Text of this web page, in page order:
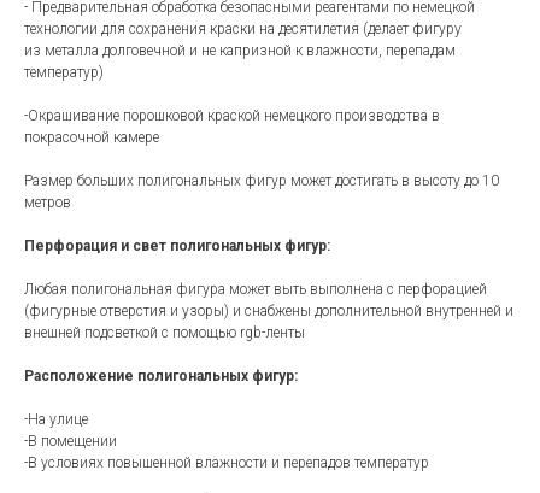
- Предварительная обработка безопасными реагентами по немецкой
технологии для сохранения краски на десятилетия (делает фигуру
из металла долговечной и не капризной к влажности, перепадам
температур)
-Окрашивание порошковой краской немецкого производства в
покрасочной камере
Размер больших полигональных фигур может достигать в высоту до 10
метров
Перфорация и свет полигональных фигур:
Любая полигональная фигура может выть выполнена с перфорацией
(фигурные отверстия и узоры) и снабжены дополнительной внутренней и
внешней подсветкой с помощью rgb-ленты
Расположение полигональных фигур:
-На улице
-В помещении
-В условиях повышенной влажности и перепадов температур